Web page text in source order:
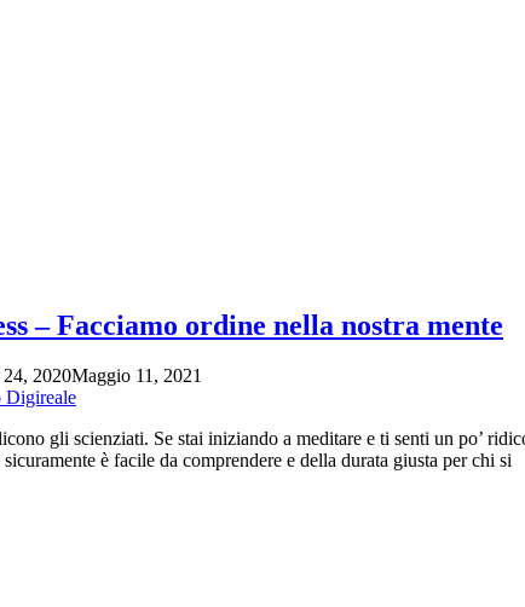
– Facciamo ordine nella nostra mente
2020Maggio 11, 2021
Digireale
gli scienziati. Se stai iniziando a meditare e ti senti un po’
è facile da comprendere e della durata giusta per chi si